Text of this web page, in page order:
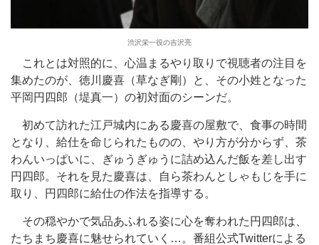
渋沢栄一役の吉沢亮
これとは対照的に、心温まるやり取りで視聴者の注目を
集めたのが、徳川慶喜（草なぎ剛）と、その小姓となった
平岡円四郎（堤真一）の初対面のシーンだ。
初めて訪れた江戸城内にある慶喜の屋敷で、食事の時間
となり、給仕を命じられたものの、やり方が分からず、茶
わんいっぱいに、ぎゅうぎゅうに詰め込んだ飯を差し出す
円四郎。それを見た慶喜は、自ら茶わんとしゃもじを手に
取り、円四郎に給仕の作法を指導する。
その穏やかで気品あふれる姿に心を奪われた円四郎は、
たちまち慶喜に魅せられていく…。番組公式Twitterによる